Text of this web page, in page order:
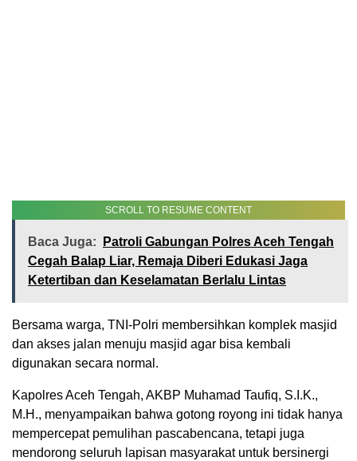
SCROLL TO RESUME CONTENT
Baca Juga:
Patroli Gabungan Polres Aceh Tengah
Cegah Balap Liar, Remaja Diberi Edukasi Jaga
Ketertiban dan Keselamatan Berlalu Lintas
Bersama warga, TNI-Polri membersihkan komplek masjid
dan akses jalan menuju masjid agar bisa kembali
digunakan secara normal.
Kapolres Aceh Tengah, AKBP Muhamad Taufiq, S.I.K.,
M.H., menyampaikan bahwa gotong royong ini tidak hanya
mempercepat pemulihan pascabencana, tetapi juga
mendorong seluruh lapisan masyarakat untuk bersinergi